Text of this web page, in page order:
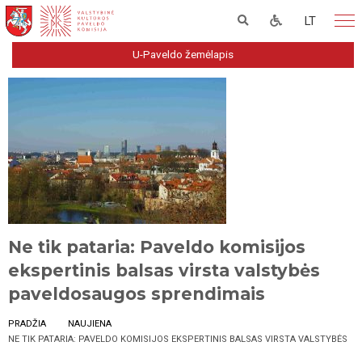
LT
U-Paveldo žemėlapis
Ne tik pataria: Paveldo komisijos
ekspertinis balsas virsta valstybės
paveldosaugos sprendimais
PRADŽIA
NAUJIENA
NE TIK PATARIA: PAVELDO KOMISIJOS EKSPERTINIS BALSAS VIRSTA VALSTYBĖS